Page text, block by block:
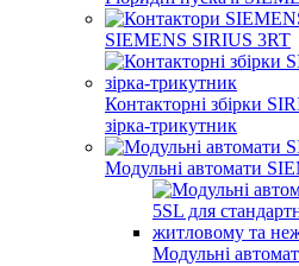
SIEMENS SIRIUS 3RT
Контакторні збірки
зірка-трикутник
Модульні автомати
Модульні